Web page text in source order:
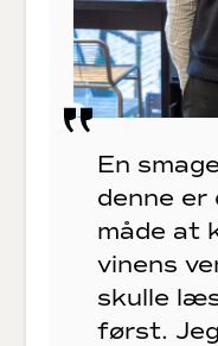
En
denne er
måde at
vinens
skulle
først.